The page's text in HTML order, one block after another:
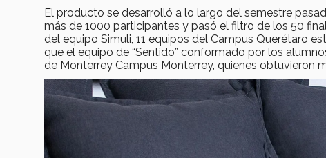
El producto se desarrolló a lo largo del semestre
más de 1000 participantes y pasó el filtro de los 50
del equipo Simuli, 11 equipos del Campus Querétaro
que el equipo de “Sentido” conformado por los
de Monterrey Campus Monterrey, quienes obtuvieron